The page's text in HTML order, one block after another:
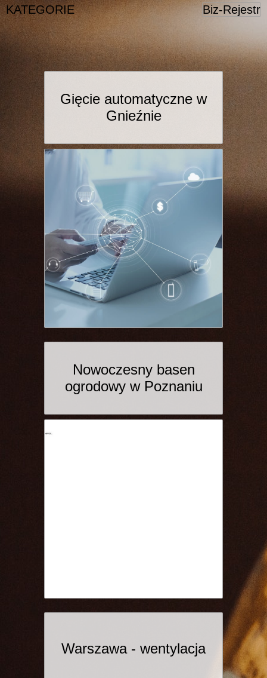
KATEGORIE Biz-Rejestr
Gięcie automatyczne w
Gnieźnie
Nowoczesny basen
ogrodowy w Poznaniu
Warszawa - wentylacja